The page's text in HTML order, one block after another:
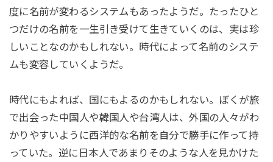
度に名前が変わるシステムもあったようだ。たったひと
つだけの名前を一生引き受けて生きていくのは、実は珍
しいことなのかもしれない。時代によって名前のシステ
ムも変容していくようだ。
時代にもよれば、国にもよるのかもしれない。ぼくが旅
で出会った中国人や韓国人や台湾人は、外国の人々がわ
かりやすいように西洋的な名前を自分で勝手に作って持
っていた。逆に日本人であまりそのような人を見かけた